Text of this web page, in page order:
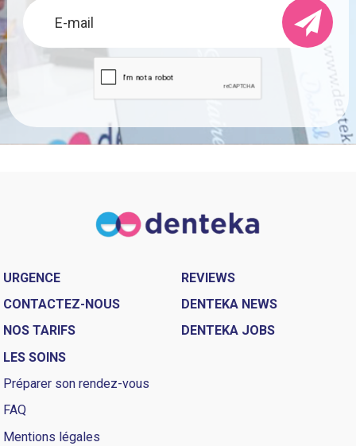
URGENCE
CONTACTEZ-NOUS
NOS TARIFS
LES SOINS
REVIEWS
DENTEKA NEWS
DENTEKA JOBS
Préparer son rendez-vous
FAQ
Mentions légales